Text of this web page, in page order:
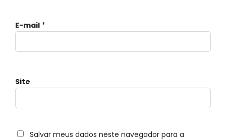
E-mail *
Site
Salvar meus dados neste navegador para a